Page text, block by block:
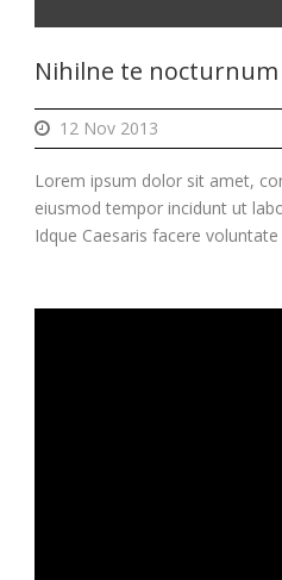
Nihilne te nocturnum
12 Nov 2013
Lorem ipsum dolor sit amet,
eiusmod tempor incidunt ut
Idque Caesaris facere